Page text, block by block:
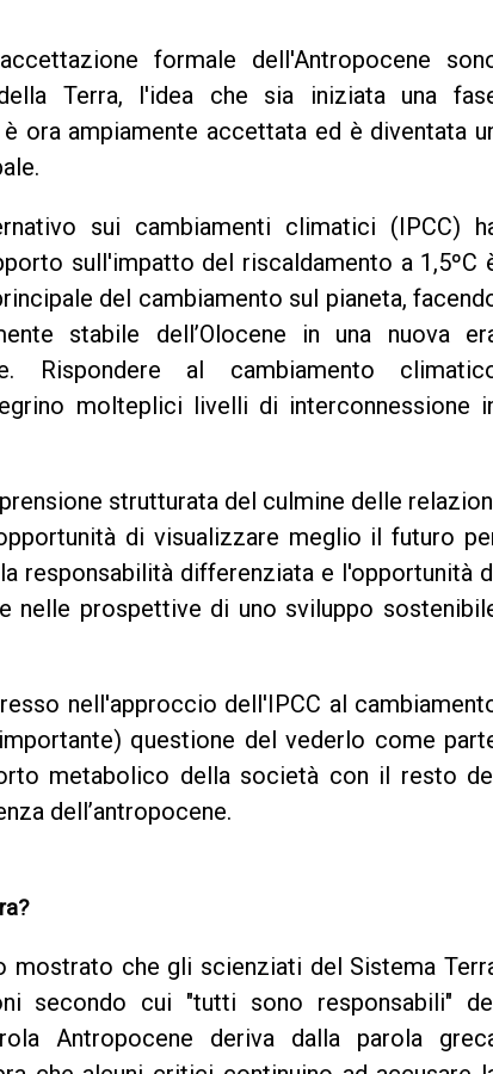
formale dell'Antropocene
Terra, l'idea che sia iniziata una
ora ampiamente accettata ed è diventata
sui cambiamenti climatici (IPCC)
sull'impatto del riscaldamento a 1,5ºC
del cambiamento sul pianeta,
stabile dell’Olocene in una nuova
Rispondere al cambiamento
molteplici livelli di interconnessione
strutturata del culmine delle
di visualizzare meglio il futuro
responsabilità differenziata e l'opportunità
nelle prospettive di uno sviluppo
nell'approccio dell'IPCC al
questione del vederlo come
metabolico della società con il resto
dell’antropocene.
mostrato che gli scienziati del Sistema
secondo cui "tutti sono responsabili"
Antropocene deriva dalla parola